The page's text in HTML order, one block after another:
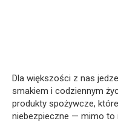
Dla większości z nas
smakiem i codziennym
produkty spożywcze,
niebezpieczne — mimo to